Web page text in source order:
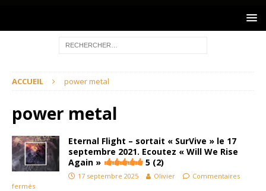
ACCUEIL power metal
power metal
Eternal Flight – sortait « SurVive » le 17
septembre 2021. Ecoutez « Will We Rise
Again »
5 (2)
17 septembre 2025 Olivier
Commentaires
fermés